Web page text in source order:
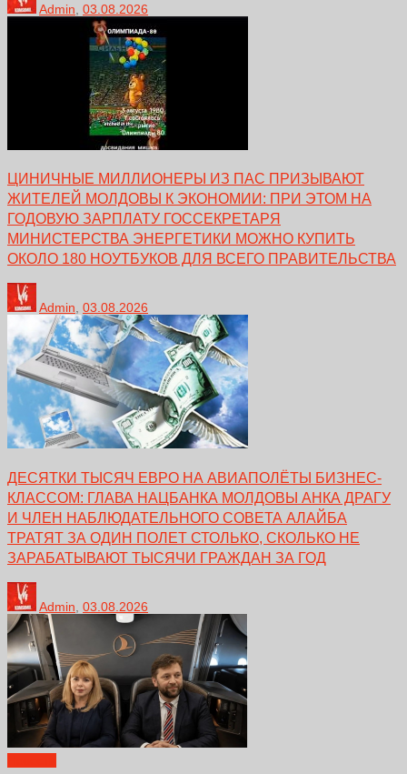
Admin 03.08.2026
ЦИНИЧНЫЕ МИЛЛИОНЕРЫ ИЗ ПАС ПРИЗЫВАЮТ
ЖИТЕЛЕЙ МОЛДОВЫ К ЭКОНОМИИ: ПРИ ЭТОМ НА
ГОДОВУЮ ЗАРПЛАТУ ГОССЕКРЕТАРЯ
МИНИСТЕРСТВА ЭНЕРГЕТИКИ МОЖНО КУПИТЬ
ОКОЛО 180 НОУТБУКОВ ДЛЯ ВСЕГО ПРАВИТЕЛЬСТВА
Admin, 03.08.2026
ДЕСЯТКИ ТЫСЯЧ ЕВРО НА АВИАПОЛЁТЫ БИЗНЕС-
КЛАССОМ: ГЛАВА НАЦБАНКА МОЛДОВЫ АНКА ДРАГУ
И ЧЛЕН НАБЛЮДАТЕЛЬНОГО СОВЕТА АЛАЙБА
ТРАТЯТ ЗА ОДИН ПОЛЕТ СТОЛЬКО, СКОЛЬКО НЕ
ЗАРАБАТЫВАЮТ ТЫСЯЧИ ГРАЖДАН ЗА ГОД
Admin 03.08.2026